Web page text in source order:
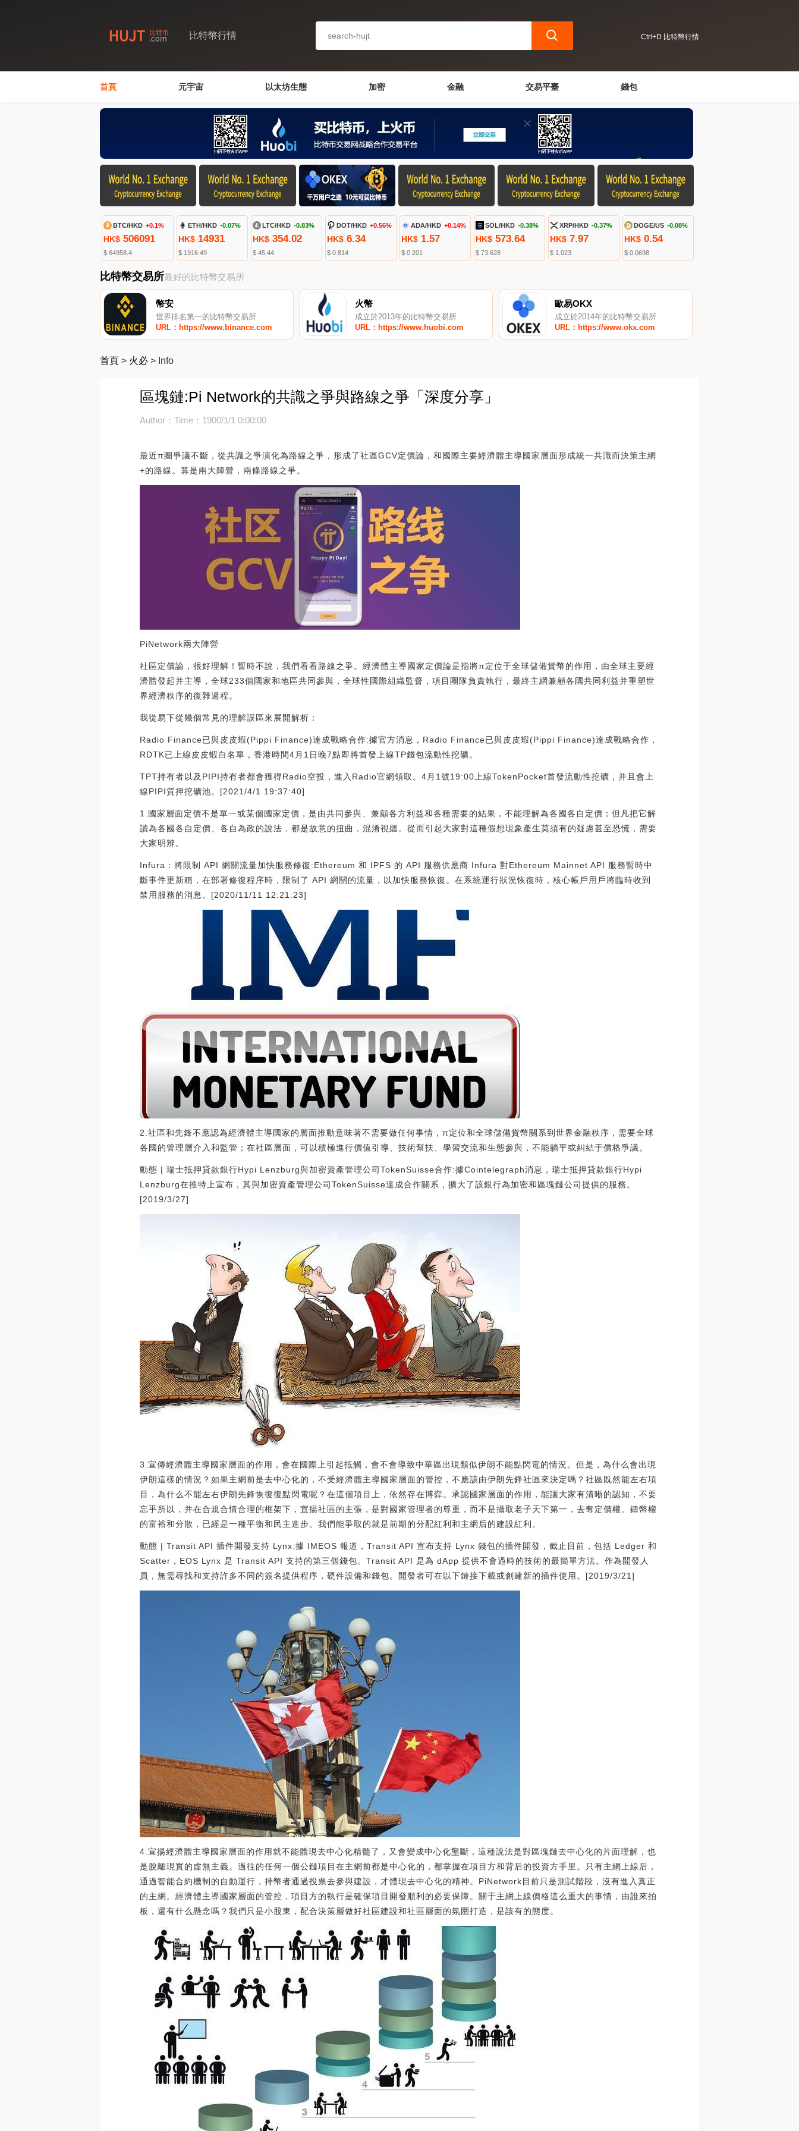
比特幣行情 Ctrl+D 比特幣行情
首頁 元宇宙 以太坊生態 加密 金融 交易平臺 錢包
BTC/HKD +0.1%
HK$ 506091
$ 64958.4
ETH/HKD -0.07%
HK$14931
$ 1916.49
LTC/HKD -0.83%
HK$354.02
$ 45.44
DOT/HKD +0.56%
HK$6.34
$ 0.814
ADA/HKD +0.14%
HK$1.57
$ 0.201
SOL/HKD -0.38%
HK$ 573.64
$ 73.628
XRP/HKD -0.37%
HK$ 7.97
$ 1.023
DOGE/US -0.08%
HK$ 0.54
$ 0.0698
比特幣交易所最好的比特幣交易所
幣安
世界排名第一的比特幣交易所
URL：https://www.binance.com
火幣
成立於2013年的比特幣交易所
URL：https://www.huobi.com
歐易OKX
成立於2014年的比特幣交易所
URL：https://www.okx.com
首頁 > 火必 > Info
區塊鏈:Pi Network的共識之爭與路線之爭「深度分享」
Author：Time：1900/1/1 0:00:00
最近π圈爭議不斷，從共識之爭演化為路線之爭，形成了社區GCV定價論，和國際主要經濟體主導國家層面形成統一共識而決策主網
+的路線。算是兩大陣營，兩條路線之爭。
PiNetwork兩大陣營
社區定價論，很好理解！暫時不說，我們看看路線之爭。經濟體主導國家定價論是指將π定位于全球儲備貨幣的作用，由全球主要經
濟體發起并主導，全球233個國家和地區共同參與，全球性國際組織監督，項目團隊負責執行，最終主網兼顧各國共同利益并重塑世
界經濟秩序的復雜過程。
我從易下從幾個常見的理解誤區來展開解析：
Radio Finance已與皮皮蝦(Pippi Finance)達成戰略合作:據官方消息，Radio Finance已與皮皮蝦(Pippi Finance)達成戰略合作，
RDTK已上線皮皮蝦白名單，香港時間4月1日晚7點即將首發上線TP錢包流動性挖礦。
TPT持有者以及PIPI持有者都會獲得Radio空投，進入Radio官網領取。4月1號19:00上線TokenPocket首發流動性挖礦，并且會上
線PIPI質押挖礦池。[2021/4/1 19:37:40]
1.國家層面定價不是單一或某個國家定價，是由共同參與、兼顧各方利益和各種需要的結果，不能理解為各國各自定價；但凡把它解
讀為各國各自定價、各自為政的說法，都是故意的扭曲，混淆視聽。從而引起大家對這種假想現象產生莫須有的疑慮甚至恐慌，需要
大家明辨。
Infura：將限制 API 網關流量加快服務修復:Ethereum 和 IPFS 的 API 服務供應商 Infura 對Ethereum Mainnet API 服務暫時中
斷事件更新稱，在部署修復程序時，限制了 API 網關的流量，以加快服務恢復。在系統運行狀況恢復時，核心帳戶用戶將臨時收到
禁用服務的消息。[2020/11/11 12:21:23]
2.社區和先鋒不應認為經濟體主導國家的層面推動意味著不需要做任何事情，π定位和全球儲備貨幣關系到世界金融秩序，需要全球
各國的管理層介入和監管；在社區層面，可以積極進行價值引導、技術幫扶、學習交流和生態參與，不能躺平或糾結于價格爭議。
動態 | 瑞士抵押貸款銀行Hypi Lenzburg與加密資產管理公司TokenSuisse合作:據Cointelegraph消息，瑞士抵押貸款銀行Hypi
Lenzburg在推特上宣布，其與加密資產管理公司TokenSuisse達成合作關系，擴大了該銀行為加密和區塊鏈公司提供的服務。
[2019/3/27]
3.宣傳經濟體主導國家層面的作用，會在國際上引起抵觸，會不會導致中華區出現類似伊朗不能點閃電的情況。但是，為什么會出現
伊朗這樣的情況？如果主網前是去中心化的，不受經濟體主導國家層面的管控，不應該由伊朗先鋒社區來決定嗎？社區既然能左右項
目，為什么不能左右伊朗先鋒恢復復點閃電呢？在這個項目上，依然存在博弈。承認國家層面的作用，能讓大家有清晰的認知，不要
忘乎所以，并在合規合情合理的框架下，宣揚社區的主張，是對國家管理者的尊重，而不是攝取老子天下第一，去奪定價權。鑄幣權
的富裕和分散，已經是一種平衡和民主進步。我們能爭取的就是前期的分配紅利和主網后的建設紅利。
動態 | Transit API 插件開發支持 Lynx:據 IMEOS 報道，Transit API 宣布支持 Lynx 錢包的插件開發，截止目前，包括 Ledger 和
Scatter，EOS Lynx 是 Transit API 支持的第三個錢包。Transit API 是為 dApp 提供不會過時的技術的最簡單方法。作為開發人
員，無需尋找和支持許多不同的簽名提供程序，硬件設備和錢包。開發者可在以下鏈接下載或創建新的插件使用。[2019/3/21]
4.宣揚經濟體主導國家層面的作用就不能體現去中心化精髓了，又會變成中心化壟斷，這種說法是對區塊鏈去中心化的片面理解，也
是脫離現實的虛無主義。過往的任何一個公鏈項目在主網前都是中心化的，都掌握在項目方和背后的投資方手里。只有主網上線后，
通過智能合約機制的自動運行，持幣者通過投票去參與建設，才體現去中心化的精神。PiNetwork目前只是測試階段，沒有進入真正
的主網。經濟體主導國家層面的管控，項目方的執行是確保項目開發順利的必要保障。關于主網上線價格這么重大的事情，由誰來拍
板，還有什么懸念嗎？我們只是小股東，配合決策層做好社區建設和社區層面的氛圍打造，是該有的態度。